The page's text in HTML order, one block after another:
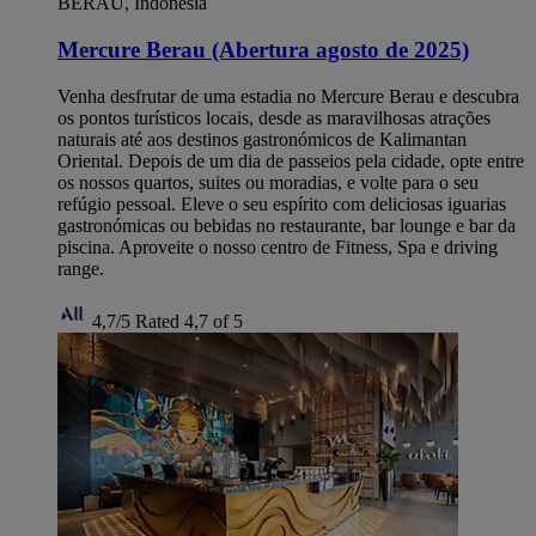
Mercure Berau (Abertura agosto de 2025)
Venha desfrutar de uma estadia no Mercure Berau e descubra
os pontos turísticos locais, desde as maravilhosas atrações
naturais até aos destinos gastronómicos de Kalimantan
Oriental. Depois de um dia de passeios pela cidade, opte entre
os nossos quartos, suites ou moradias, e volte para o seu
refúgio pessoal. Eleve o seu espírito com deliciosas iguarias
gastronómicas ou bebidas no restaurante, bar lounge e bar da
piscina. Aproveite o nosso centro de Fitness, Spa e driving
range.
4,7/5 Rated 4,7 of 5